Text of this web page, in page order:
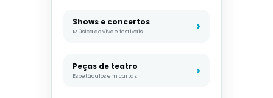
Shows e concertos
Música ao vivo e festivais
Peças de teatro
Espetáculos em cartaz